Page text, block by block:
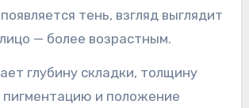
тень, взгляд выглядит
— более возрастным.
глубину складки, толщину
пигментацию и положение